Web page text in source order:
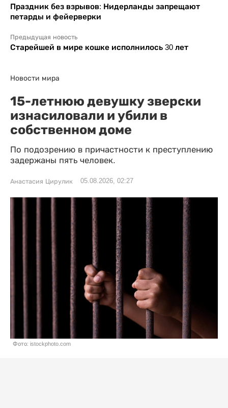
Праздник без взрывов: Нидерланды запрещают
петарды и фейерверки
Предыдущая новость
Старейшей в мире кошке исполнилось 30 лет
Новости мира
15-летнюю девушку зверски
изнасиловали и убили в
собственном доме
По подозрению в причастности к преступлению
задержаны пять человек.
Анастасия Цирулик 05.08.2026, 02:27
Фото: istockphoto.com